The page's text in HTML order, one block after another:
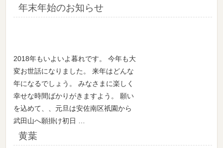
年末年始のお知らせ
2018年もいよいよ暮れです。 今年も大
変お世話になりました。 来年はどんな
年になるでしょう。 みなさまに楽しく
幸せな時間ばかりがきますよう。 願い
を込めて、、元旦は安佐南区祇園から
武田山へ願掛け初日 …
黄葉